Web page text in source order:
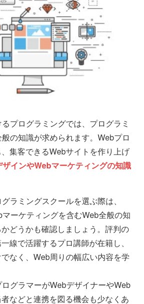
プログラミングでは、プログラミ
の知識が求められます。Webプロ
集客できるWebサイトを作り上げ
インやWebマーケティングの知識
ラミングスクールを選ぶ際は、
ーケティングを含むWeb全般の知
どうかも確認しましょう。評判の
線で活躍するプロ講師が在籍し、
なく、Web周りの幅広い内容を学
グラマーがWebデザイナーやWeb
などと連携を図る機会も少なくあ